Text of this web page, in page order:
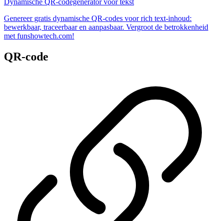
Genereer gratis dynamische QR-codes voor rich text-inhoud:
bewerkbaar, traceerbaar en aanpasbaar. Vergroot de betrokkenheid
met funshowtech.com!
QR-code